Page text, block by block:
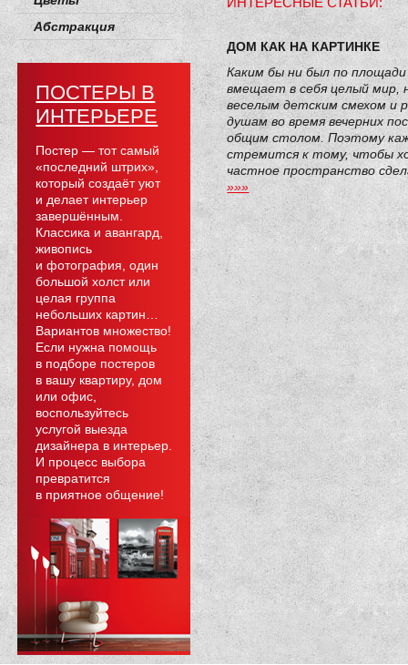
Абстракция
ПОСТЕРЫ В
ИНТЕРЬЕРЕ
Постер — тот самый
«последний штрих»,
который создаёт уют
и делает интерьер
завершённым.
Классика и авангард,
живопись
и фотография, один
большой холст или
целая группа
небольших картин…
Вариантов множество!
Если нужна помощь
в подборе постеров
в вашу квартиру, дом
или офис,
воспользуйтесь
услугой выезда
дизайнера в интерьер.
И процесс выбора
превратится
в приятное общение!
ДОМ КАК НА КАРТИНКЕ
Каким бы ни был по
вмещает в себя целый мир,
веселым детским смехом и
душам во время вечерних
общим столом. Поэтому
стремится к тому, чтобы
частное пространство
»»»